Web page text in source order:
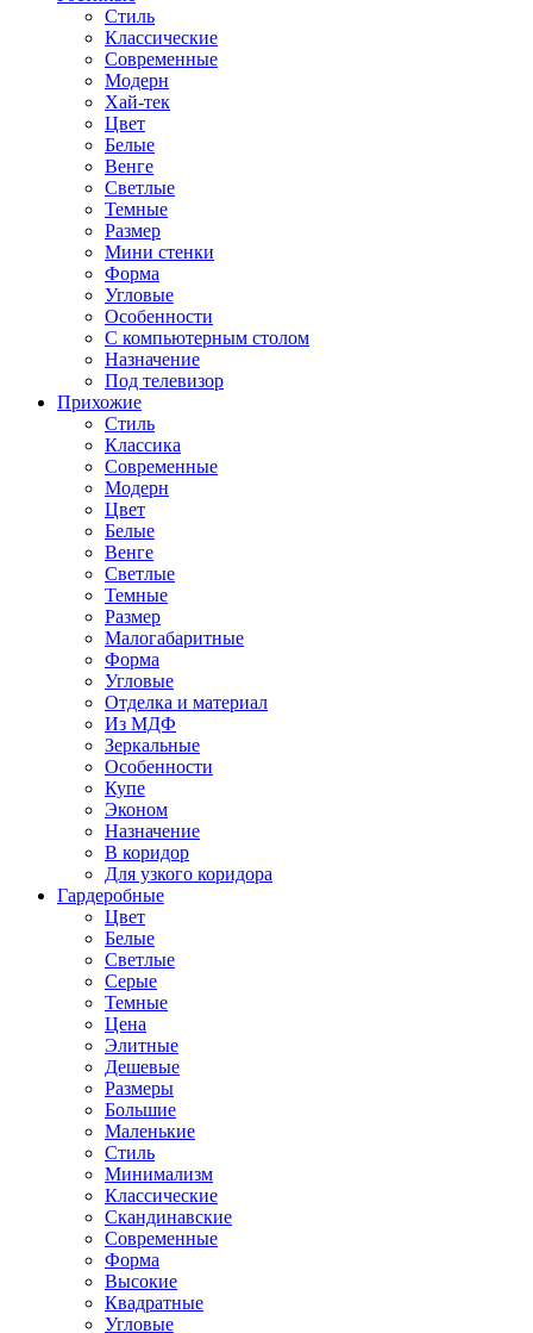
Стиль
Классические
Современные
Модерн
Хай-тек
Цвет
Белые
Венге
Светлые
Темные
Размер
Мини стенки
Форма
Угловые
Особенности
С компьютерным столом
Назначение
Под телевизор
Прихожие
Стиль
Классика
Современные
Модерн
Цвет
Белые
Венге
Светлые
Темные
Размер
Малогабаритные
Форма
Угловые
Отделка и материал
Из МДФ
Зеркальные
Особенности
Купе
Эконом
Назначение
В коридор
Для узкого коридора
Гардеробные
Цвет
Белые
Светлые
Серые
Темные
Цена
Элитные
Дешевые
Размеры
Большие
Маленькие
Стиль
Минимализм
Классические
Скандинавские
Современные
Форма
Высокие
Квадратные
Угловые